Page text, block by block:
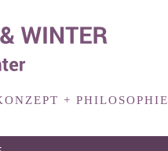
+ PHILOSOPHIE